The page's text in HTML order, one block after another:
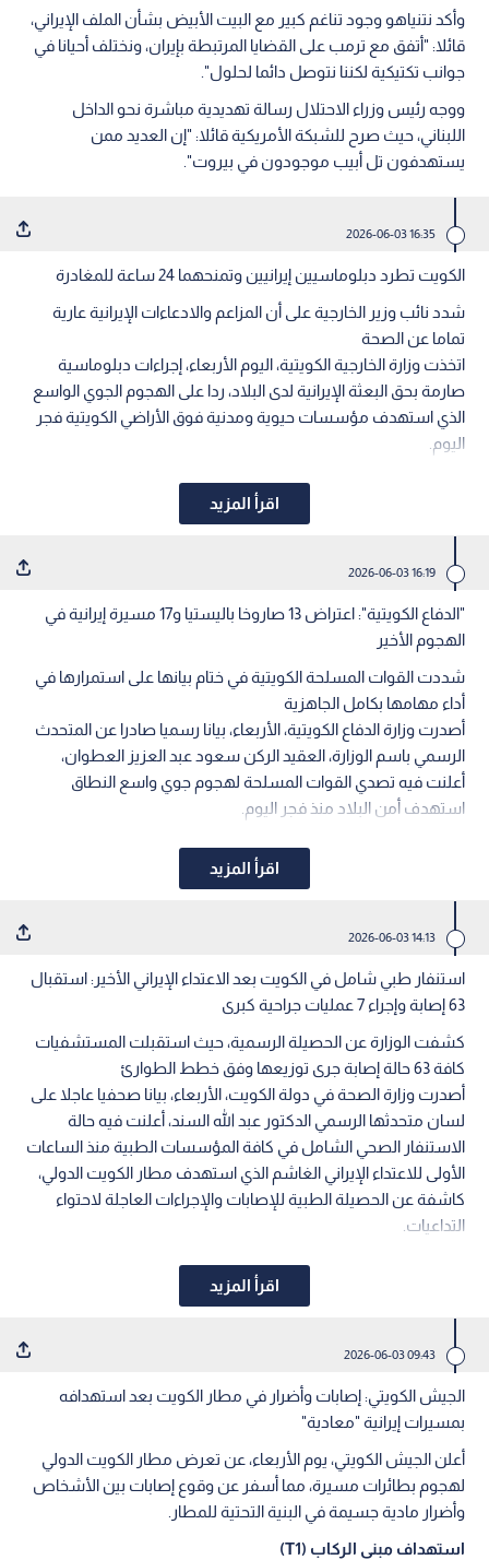
وأكد نتنياهو وجود تناغم كبير مع البيت الأبيض بشأن الملف الإيراني،
قائلا: "أتفق مع ترمب على القضايا المرتبطة بإيران، ونختلف أحيانا في
جوانب تكتيكية لكننا نتوصل دائما لحلول".
ووجه رئيس وزراء الاحتلال رسالة تهديدية مباشرة نحو الداخل
اللبناني، حيث صرح للشبكة الأمريكية قائلا: "إن العديد ممن
يستهدفون تل أبيب موجودون في بيروت".
16:35 2026-06-03
الكويت تطرد دبلوماسيين إيرانيين وتمنحهما 24 ساعة للمغادرة
شدد نائب وزير الخارجية على أن المزاعم والادعاءات الإيرانية عارية
تماما عن الصحة
اتخذت وزارة الخارجية الكويتية، اليوم الأربعاء، إجراءات دبلوماسية
صارمة بحق البعثة الإيرانية لدى البلاد، ردا على الهجوم الجوي الواسع
الذي استهدف مؤسسات حيوية ومدنية فوق الأراضي الكويتية فجر
اليوم.
اقرأ المزيد
16:19 2026-06-03
"الدفاع الكويتية": اعتراض 13 صاروخا باليستيا و17 مسيرة إيرانية في
الهجوم الأخير
شددت القوات المسلحة الكويتية في ختام بيانها على استمرارها في
أداء مهامها بكامل الجاهزية
أصدرت وزارة الدفاع الكويتية، الأربعاء، بيانا رسميا صادرا عن المتحدث
الرسمي باسم الوزارة، العقيد الركن سعود عبد العزيز العطوان،
أعلنت فيه تصدي القوات المسلحة لهجوم جوي واسع النطاق
استهدف أمن البلاد منذ فجر اليوم.
اقرأ المزيد
14:13 2026-06-03
استنفار طبي شامل في الكويت بعد الاعتداء الإيراني الأخير: استقبال
63 إصابة وإجراء 7 عمليات جراحية كبرى
كشفت الوزارة عن الحصيلة الرسمية، حيث استقبلت المستشفيات
كافة 63 حالة إصابة جرى توزيعها وفق خطط الطوارئ
أصدرت وزارة الصحة في دولة الكويت، الأربعاء، بيانا صحفيا عاجلا على
لسان متحدثها الرسمي الدكتور عبد الله السند، أعلنت فيه حالة
الاستنفار الصحي الشامل في كافة المؤسسات الطبية منذ الساعات
الأولى للاعتداء الإيراني الغاشم الذي استهدف مطار الكويت الدولي،
كاشفة عن الحصيلة الطبية للإصابات والإجراءات العاجلة لاحتواء
التداعيات.
اقرأ المزيد
09:43 2026-06-03
الجيش الكويتي: إصابات وأضرار في مطار الكويت بعد استهدافه
بمسيرات إيرانية "معادية"
أعلن الجيش الكويتي، يوم الأربعاء، عن تعرض مطار الكويت الدولي
لهجوم بطائرات مسيرة، مما أسفر عن وقوع إصابات بين الأشخاص
وأضرار مادية جسيمة في البنية التحتية للمطار.
استهداف مبنى الركاب (T1)